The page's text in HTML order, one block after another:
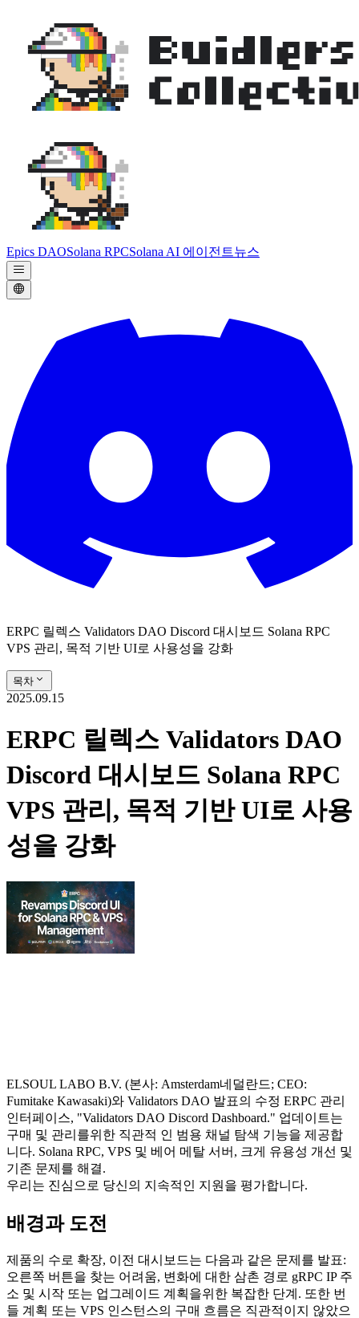
Epics DAOSolana RPCSolana AI 에이전트뉴스
ERPC 릴렉스 Validators DAO Discord 대시보드 Solana RPC
VPS 관리, 목적 기반 UI로 사용성을 강화
목차
2025.09.15
ERPC 릴렉스 Validators DAO
Discord 대시보드 Solana RPC
VPS 관리, 목적 기반 UI로 사용
성을 강화
ELSOUL LABO B.V. (본사: Amsterdam네덜란드; CEO:
Fumitake Kawasaki)와 Validators DAO 발표의 수정 ERPC 관리
인터페이스, "Validators DAO Discord Dashboard." 업데이트는
구매 및 관리를위한 직관적 인 범용 채널 탐색 기능을 제공합
니다. Solana RPC, VPS 및 베어 메탈 서버, 크게 유용성 개선 및
기존 문제를 해결.
우리는 진심으로 당신의 지속적인 지원을 평가합니다.
배경과 도전
제품의 수로 확장, 이전 대시보드는 다음과 같은 문제를 발표:
오른쪽 버튼을 찾는 어려움, 변화에 대한 삼촌 경로 gRPC IP 주
소 및 시작 또는 업그레이드 계획을위한 복잡한 단계. 또한 번
들 계획 또는 VPS 인스턴스의 구매 흐름은 직관적이지 않았으